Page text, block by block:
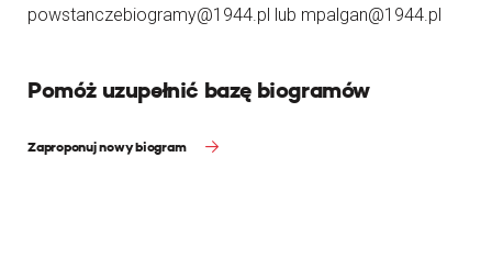
powstanczebiogramy@1944.pl lub mpalgan@1944.pl
Pomóż uzupełnić bazę biogramów
Zaproponuj nowy biogram